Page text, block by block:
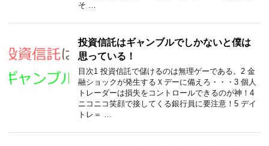
そ …
投資信託はギャンブルでしかないと僕は
思っている！
目次1 投資信託で儲けるのは無理ゲーである。2 金
融ショックが発生するＸデーに備えろ・・・3 個人
トレーダーは損失をコントロールできるのが神！4
ニコニコ笑顔で接してくる銀行員に要注意！5 デイ
トレ＝ …